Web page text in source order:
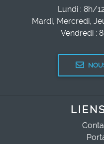
Lundi : 8h/
Mardi, Mercredi,
Vendredi :